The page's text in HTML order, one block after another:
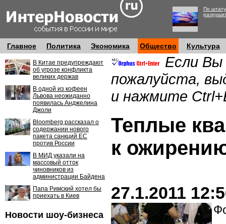
По
Главное Политика Экономика Общество Культура
В Китае предупреждают
об угрозе конфликта
великих держав
В одной из кофеен
Львова неожиданно
появилась Анджелина
Джоли
Bloomberg рассказал о
содержании нового
пакета санкций ЕС
против России
В МИД указали на
массовый отток
чиновников из
администрации Байдена
Папа Римский хотел бы
приехать в Киев
Новости шоу-бизнеса
Если Вы
пожалуйста,
и нажмите
Теплые
к
27.1.2011